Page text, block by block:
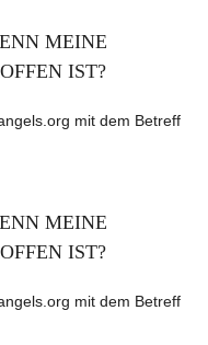
MEINE
IST?
mit dem Betreff
MEINE
IST?
mit dem Betreff